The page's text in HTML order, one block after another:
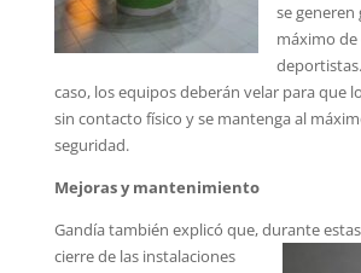
se
máximo
caso, los equipos deberán velar para que
sin contacto físico y se mantenga al
seguridad.
Mejoras y mantenimiento
Gandía también explicó que, durante
cierre de las instalaciones